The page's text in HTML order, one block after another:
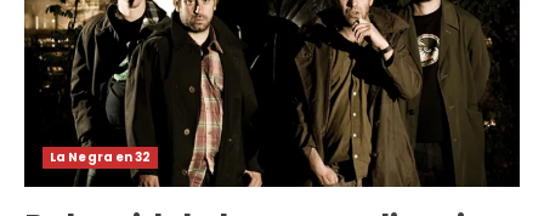
La Negra en 32